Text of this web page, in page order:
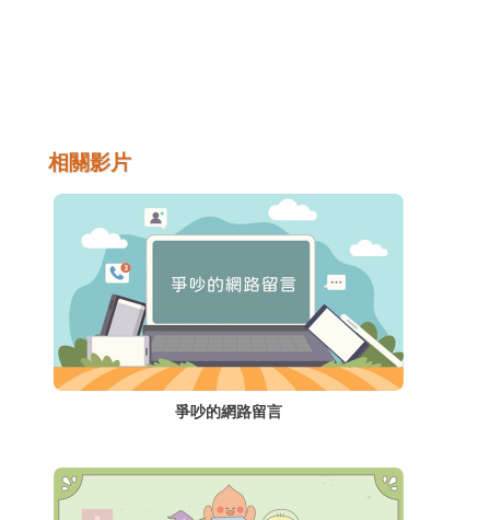
相關影片
爭吵的網路留言